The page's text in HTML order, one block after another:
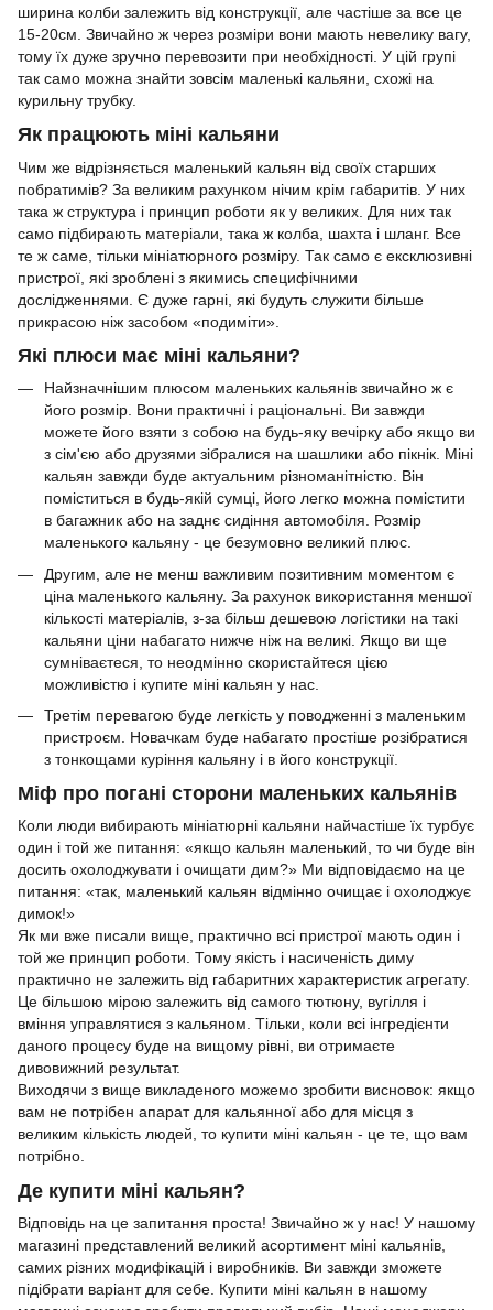
ширина колби залежить від конструкції, але частіше за все це
15-20см. Звичайно ж через розміри вони мають невелику вагу,
тому їх дуже зручно перевозити при необхідності. У цій групі
так само можна знайти зовсім маленькі кальяни, схожі на
курильну трубку.
Як працюють міні кальяни
Чим же відрізняється маленький кальян від своїх старших
побратимів? За великим рахунком нічим крім габаритів. У них
така ж структура і принцип роботи як у великих. Для них так
само підбирають матеріали, така ж колба, шахта і шланг. Все
те ж саме, тільки мініатюрного розміру. Так само є ексклюзивні
пристрої, які зроблені з якимись специфічними
дослідженнями. Є дуже гарні, які будуть служити більше
прикрасою ніж засобом «подиміти».
Які плюси має міні кальяни?
Найзначнішим плюсом маленьких кальянів звичайно ж є
його розмір. Вони практичні і раціональні. Ви завжди
можете його взяти з собою на будь-яку вечірку або якщо ви
з сім'єю або друзями зібралися на шашлики або пікнік. Міні
кальян завжди буде актуальним різноманітністю. Він
поміститься в будь-якій сумці, його легко можна помістити
в багажник або на заднє сидіння автомобіля. Розмір
маленького кальяну - це безумовно великий плюс.
Другим, але не менш важливим позитивним моментом є
ціна маленького кальяну. За рахунок використання меншої
кількості матеріалів, з-за більш дешевою логістики на такі
кальяни ціни набагато нижче ніж на великі. Якщо ви ще
сумніваєтеся, то неодмінно скористайтеся цією
можливістю і купите міні кальян у нас.
Третім перевагою буде легкість у поводженні з маленьким
пристроєм. Новачкам буде набагато простіше розібратися
з тонкощами куріння кальяну і в його конструкції.
Міф про погані сторони маленьких кальянів
Коли люди вибирають мініатюрні кальяни найчастіше їх турбує
один і той же питання: «якщо кальян маленький, то чи буде він
досить охолоджувати і очищати дим?» Ми відповідаємо на це
питання: «так, маленький кальян відмінно очищає і охолоджує
димок!»
Як ми вже писали вище, практично всі пристрої мають один і
той же принцип роботи. Тому якість і насиченість диму
практично не залежить від габаритних характеристик агрегату.
Це більшою мірою залежить від самого тютюну, вугілля і
вміння управлятися з кальяном. Тільки, коли всі інгредієнти
даного процесу буде на вищому рівні, ви отримаєте
дивовижний результат.
Виходячи з вище викладеного можемо зробити висновок: якщо
вам не потрібен апарат для кальянної або для місця з
великим кількість людей, то купити міні кальян - це те, що вам
потрібно.
Де купити міні кальян?
Відповідь на це запитання проста! Звичайно ж у нас! У нашому
магазині представлений великий асортимент міні кальянів,
самих різних модифікацій і виробників. Ви завжди зможете
підібрати варіант для себе. Купити міні кальян в нашому